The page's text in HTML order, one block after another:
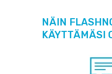
NÄIN
KÄYTTÄMÄSI